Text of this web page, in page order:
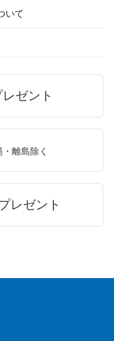
いて
ゼント
離島除く
レゼント